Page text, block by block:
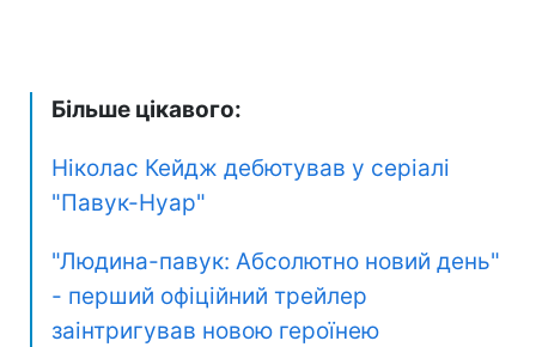
Більше цікавого:
Ніколас Кейдж дебютував у серіалі
"Павук-Нуар"
"Людина-павук: Абсолютно новий день"
- перший офіційний трейлер
заінтригував новою героїнею